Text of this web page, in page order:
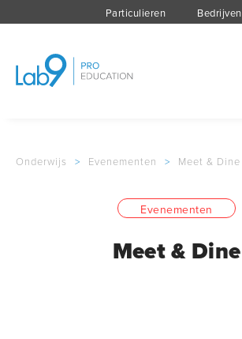
Particulieren Bedrijven
Onderwijs > Evenementen > Meet & Dine
Evenementen
Meet & Dine